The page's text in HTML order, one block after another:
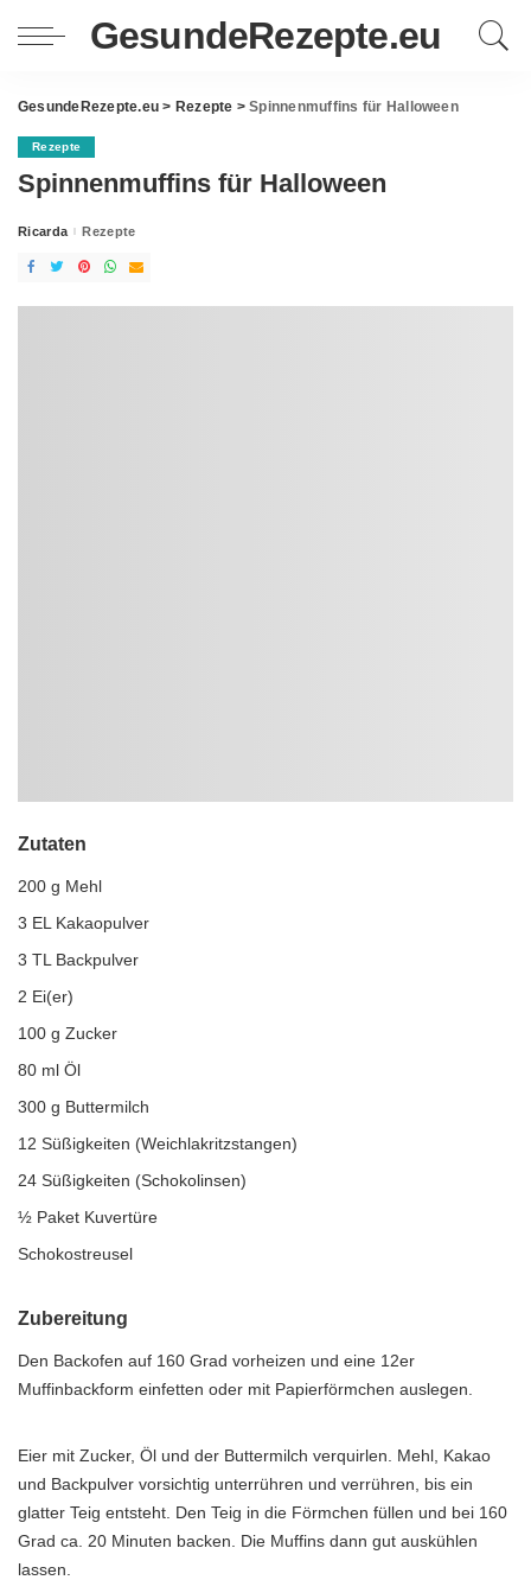
GesundeRezepte.eu
GesundeRezepte.eu > Rezepte >Spinnenmuffins für Halloween
Rezepte
Spinnenmuffins für Halloween
Posted
Ricarda Rezepte
Zutaten
200 g Mehl
3 EL Kakaopulver
3 TL Backpulver
2 Ei(er)
100 g Zucker
80 ml Öl
300 g Buttermilch
12 Süßigkeiten (Weichlakritzstangen)
24 Süßigkeiten (Schokolinsen)
½ Paket Kuvertüre
Schokostreusel
Zubereitung
Den Backofen auf 160 Grad vorheizen und eine 12er
Muffinbackform einfetten oder mit Papierförmchen auslegen.
Eier mit Zucker, Öl und der Buttermilch verquirlen. Mehl, Kakao
und Backpulver vorsichtig unterrühren und verrühren, bis ein
glatter Teig entsteht. Den Teig in die Förmchen füllen und bei 160
Grad ca. 20 Minuten backen. Die Muffins dann gut auskühlen
lassen.